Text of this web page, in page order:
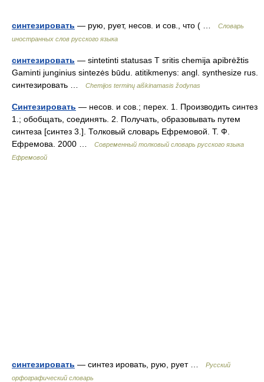
синтезировать — рую, рует, несов. и сов., что ( …
Словарь
иностранных слов русского языка
синтезировать — sintetinti statusas T sritis chemija apibrėžtis
Gaminti junginius sintezės būdu. atitikmenys: angl. synthesize rus.
синтезировать …
Chemijos terminų aiškinamasis žodynas
Синтезировать — несов. и сов.; перех. 1. Производить синтез
1.; обобщать, соединять. 2. Получать, образовывать путем
синтеза [синтез 3.]. Толковый словарь Ефремовой. Т. Ф.
Ефремова. 2000 …
Современный толковый словарь русского языка
Ефремовой
синтезировать — синтез ировать, рую, рует …
Русский
орфографический словарь